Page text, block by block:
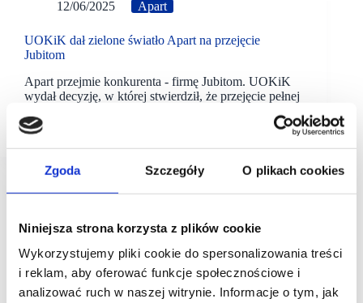
Zgoda Szczegóły O plikach cookies
Niniejsza strona korzysta z plików cookie
Wykorzystujemy pliki cookie do spersonalizowania treści
i reklam, aby oferować funkcje społecznościowe i
analizować ruch w naszej witrynie. Informacje o tym, jak
12/06/2025 Apart
UOKiK dał zielone światło Apart na przejęcie
Jubitom
Apart przejmie konkurenta - firmę Jubitom. UOKiK
wydał decyzję, w której stwierdził, że przejęcie pełnej
właściciela Apart nie zagrozi konkurencji.